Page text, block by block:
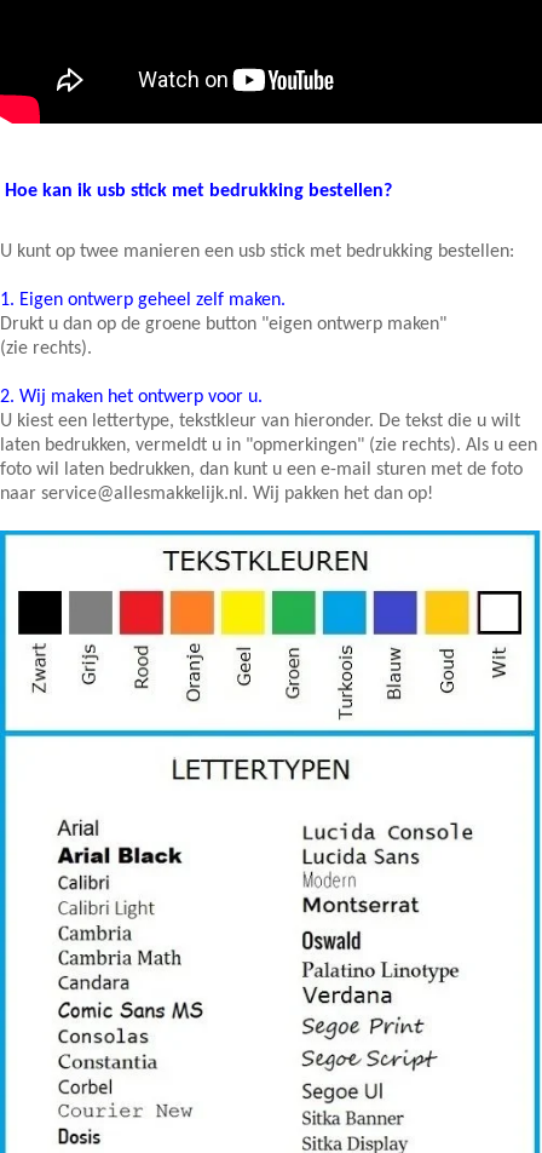
Hoe kan ik usb stick met bedrukking bestellen?
U kunt op twee manieren een usb stick met bedrukking bestellen:
1. Eigen ontwerp geheel zelf maken.
Drukt u dan op de groene button "eigen ontwerp maken"
(zie rechts).
2. Wij maken het ontwerp voor u.
U kiest een lettertype, tekstkleur van hieronder. De tekst die u wilt
laten bedrukken, vermeldt u in "opmerkingen" (zie rechts). Als u een
foto wil laten bedrukken, dan kunt u een e-mail sturen met de foto
naar service@allesmakkelijk.nl. Wij pakken het dan op!